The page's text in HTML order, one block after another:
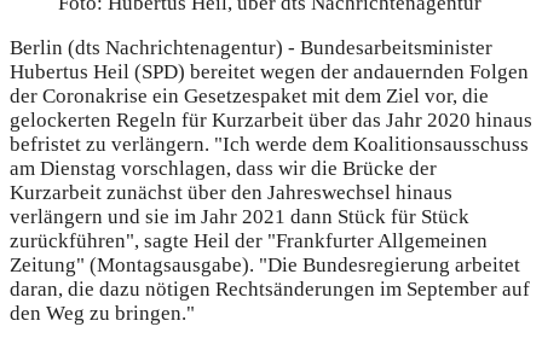
Berlin (dts Nachrichtenagentur) - Bundesarbeitsminister
Hubertus Heil (SPD) bereitet wegen der andauernden Folgen
der Coronakrise ein Gesetzespaket mit dem Ziel vor, die
gelockerten Regeln für Kurzarbeit über das Jahr 2020 hinaus
befristet zu verlängern. "Ich werde dem Koalitionsausschuss
am Dienstag vorschlagen, dass wir die Brücke der
Kurzarbeit zunächst über den Jahreswechsel hinaus
verlängern und sie im Jahr 2021 dann Stück für Stück
zurückführen", sagte Heil der "Frankfurter Allgemeinen
Zeitung" (Montagsausgabe). "Die Bundesregierung arbeitet
daran, die dazu nötigen Rechtsänderungen im September auf
den Weg zu bringen."